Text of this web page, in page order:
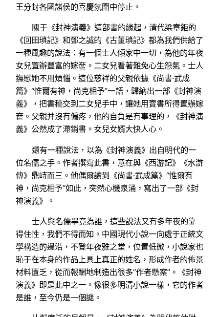
王分封各國諸侯的喜慶氛圍中停止。
關于《封神演義》這部書的緣起，清代梁章鉅的
《回田瑣記》和鄧之誠的《古董瑣記》都為我們供給了
一種風趣的說法：有一個士人傾家中一切，為他的年夜
女兒置辦豐富的嫁奩。二女兒看著難免心生怨氣。士人
撫慰她不用煩惱。這位慈祥的父親依據《尚書·武成
篇》“惟爾有神，尚克相予”一語，歸納出一部《封神演
義》，把書稿交到二女兒手中，讓她用賣書所得置辦嫁
奩。父親并沒有偏疼，他的自負是有事理的，《封神演
義》公然成了滯銷書。女兒女婿大快人心。
還有一種說法，以為《封神演義》出自明代的一
位名儒之手。作者撰寫此書，意在與《西游記》《水滸
傳》鼎峙而三。他偶爾讀到《尚書·武成篇》“惟爾有
神，尚克相予”如此，突然心機泉涌，寫出了一部《封
神演義》。
士人與名儒畢竟為誰，這些說法又有多年夜的靠
得住性，我們不得而知。中國現代小說一向處于正統文
學構造的邊沿，不登年夜雅之堂，位置低微，小說家也
恥于在本身的作品上具上真正的姓名，形成作者的佈景
材料匱乏，從而報酬地制造出很多“作者懸案”。《封神
演義》即是此中之一。像很多明清小說一樣，它的作者
是誰，至今仍是一個謎。